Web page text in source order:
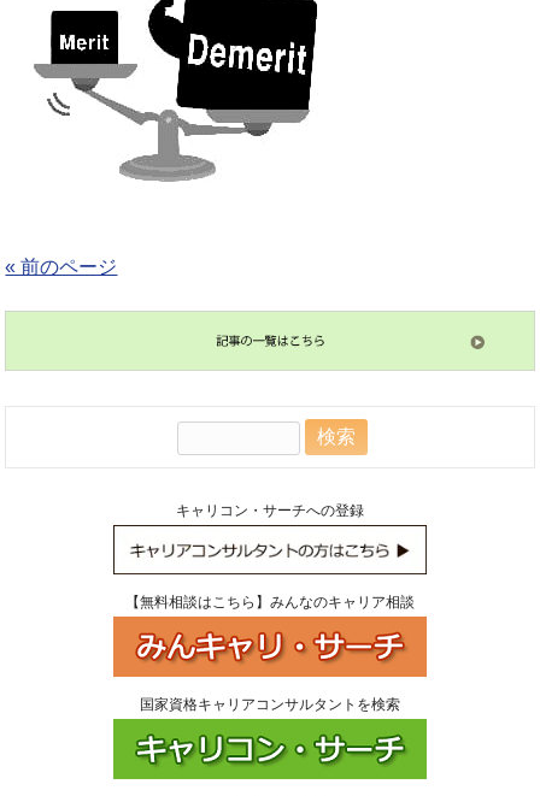
« 前のページ
キャリコン・サーチへの登録
【無料相談はこちら】みんなのキャリア相談
国家資格キャリアコンサルタントを検索